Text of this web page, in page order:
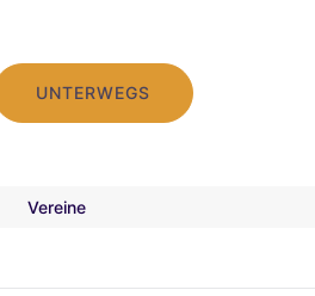
UNTERWEGS
Vereine